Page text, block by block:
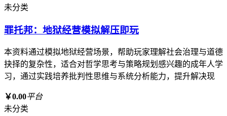
未分类
罪托邦：地狱经营模拟解压即玩
本资料通过模拟地狱经营场景，帮助玩家理解社会治理与道德
抉择的复杂性，适合对哲学思考与策略规划感兴趣的成年人学
习，通过实践培养批判性思维与系统分析能力，提升解决现
￥0.00平台
未分类